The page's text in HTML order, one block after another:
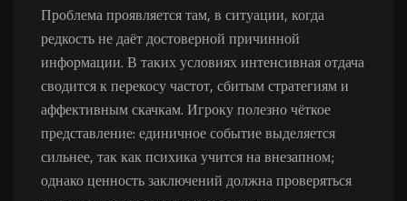
Проблема проявляется там, в ситуации, когда
редкость не даёт достоверной причинной
информации. В таких условиях интенсивная отдача
сводится к перекосу частот, сбитым стратегиям и
аффективным скачкам. Игроку полезно чёткое
представление: единичное событие выделяется
сильнее, так как психика учится на внезапном;
однако ценность заключений должна проверяться